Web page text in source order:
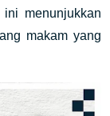
menunjukkan
makam yang